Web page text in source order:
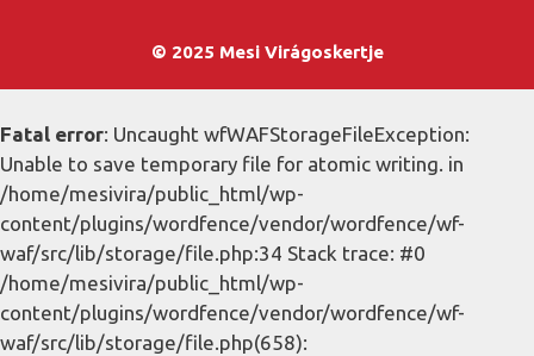
© 2025 Mesi Virágoskertje
Fatal error: Uncaught wfWAFStorageFileException:
Unable to save temporary file for atomic writing. in
/home/mesivira/public_html/wp-
content/plugins/wordfence/vendor/wordfence/wf-
waf/src/lib/storage/file.php:34 Stack trace: #0
/home/mesivira/public_html/wp-
content/plugins/wordfence/vendor/wordfence/wf-
waf/src/lib/storage/file.php(658):